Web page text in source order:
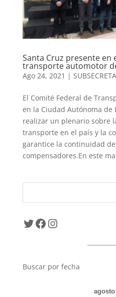
Santa Cruz presente en
transporte automotor
Ago 24, 2021 |
El Comité Federal de
en la Ciudad Autónoma de
realizar un plenario sobre
transporte en el país y la
garantice la continuidad
compensadores.En este
Twitter
Facebook
Instagram
Buscar por fecha
agosto